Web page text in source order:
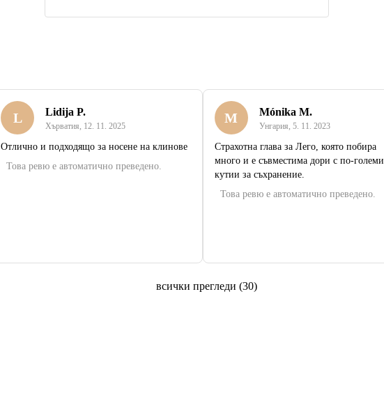
L Lidija P.
Хърватия, 12. 11. 2025
Отлично и подходящо за носене на клинове
Това ревю е автоматично преведено.
M Mónika M.
Унгария, 5. 11. 2023
Страхотна глава за Лего, която побира
много и е съвместима дори с по-големи
кутии за съхранение.
Това ревю е автоматично преведено.
всички прегледи (30)